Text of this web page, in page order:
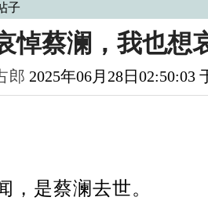
子
悼蔡澜，我也想
郎 2025年06月28日02:50:03
，是蔡澜去世。